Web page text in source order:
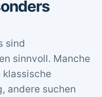
sind
sinnvoll. Manche
klassische
andere suchen